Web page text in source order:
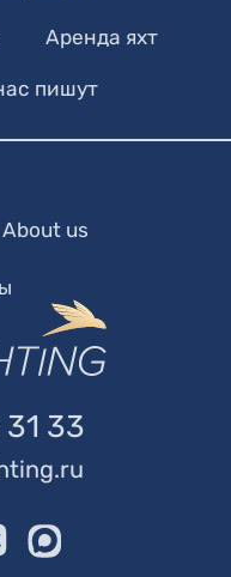
Аренда яхт
пишут
About us
33